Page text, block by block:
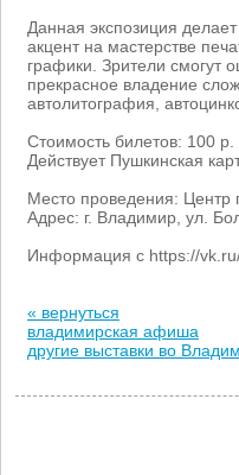
Данная экспозиция
акцент на мастерстве
графики. Зрители смогут
прекрасное владение
автолитография,
Стоимость билетов: 100 р.
Действует Пушкинская
Место проведения: Центр
Адрес: г. Владимир, ул.
Информация с https://
« вернуться
владимирская афиша
другие выставки во